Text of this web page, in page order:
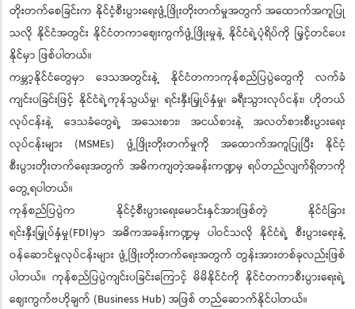
တိုးတက်စေခြင်းက နိုင်ငံ့စီးပွားရေးဖွံ့ဖြိုးတိုးတက်မှုအတွက် အထောက်အကူပြု
သလို နိုင်ငံအတွင်း နိုင်ငံတကာဈေးကွက်ဖွံ့ဖြိုးမှုနဲ့ နိုင်ငံရဲ့ပုံရိပ်ကို မြှင့်တင်ပေး
နိုင်မှာ ဖြစ်ပါတယ်။
ကမ္ဘာ့နိုင်ငံတွေမှာ ဒေသအတွင်းနဲ့ နိုင်ငံတကာကုန်စည်ပြပွဲတွေကို လက်ခံ
ကျင်းပခြင်းဖြင့် နိုင်ငံရဲ့ကုန်သွယ်မှု၊ ရင်းနှီးမြှုပ်နှံမှု၊ ခရီးသွားလုပ်ငန်း၊ ဟိုတယ်
လုပ်ငန်းနဲ့ ဒေသခံတွေရဲ့ အသေးစား၊ အငယ်စားနဲ့ အလတ်စားစီးပွားရေး
လုပ်ငန်းများ (MSMEs) ဖွံ့ဖြိုးတိုးတက်မှုကို အထောက်အကူပြုပြီး နိုင်ငံ့
စီးပွားတိုးတက်ရေးအတွက် အဓိကကျတဲ့အခန်းကဏ္ဍမှ ရပ်တည်လျက်ရှိတာကို
တွေ့ရပါတယ်။
ကုန်စည်ပြပွဲက နိုင်ငံ့စီးပွားရေးမောင်းနှင်အားဖြစ်တဲ့ နိုင်ငံခြား
ရင်းနှီးမြှုပ်နှံမှု(FDI)မှာ အဓိကအခန်းကဏ္ဍမှ ပါဝင်သလို နိုင်ငံရဲ့ စီးပွားရေးနဲ့
ဝန်ဆောင်မှုလုပ်ငန်းများ ဖွံ့ဖြိုးတိုးတက်ရေးအတွက် တွန်းအားတစ်ခုလည်းဖြစ်
ပါတယ်။ ကုန်စည်ပြပွဲကျင်းပခြင်းကြောင့် မိမိနိုင်ငံကို နိုင်ငံတကာစီးပွားရေးရဲ့
ဈေးကွက်ဗဟိုချက် (Business Hub) အဖြစ် တည်ဆောက်နိုင်ပါတယ်။